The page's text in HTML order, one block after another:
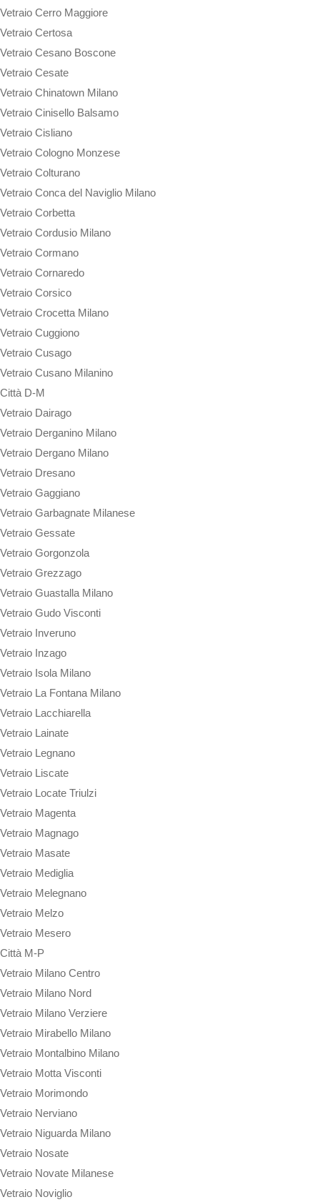
Vetraio Cerro Maggiore
Vetraio Certosa
Vetraio Cesano Boscone
Vetraio Cesate
Vetraio Chinatown Milano
Vetraio Cinisello Balsamo
Vetraio Cisliano
Vetraio Cologno Monzese
Vetraio Colturano
Vetraio Conca del Naviglio Milano
Vetraio Corbetta
Vetraio Cordusio Milano
Vetraio Cormano
Vetraio Cornaredo
Vetraio Corsico
Vetraio Crocetta Milano
Vetraio Cuggiono
Vetraio Cusago
Vetraio Cusano Milanino
Città D-M
Vetraio Dairago
Vetraio Derganino Milano
Vetraio Dergano Milano
Vetraio Dresano
Vetraio Gaggiano
Vetraio Garbagnate Milanese
Vetraio Gessate
Vetraio Gorgonzola
Vetraio Grezzago
Vetraio Guastalla Milano
Vetraio Gudo Visconti
Vetraio Inveruno
Vetraio Inzago
Vetraio Isola Milano
Vetraio La Fontana Milano
Vetraio Lacchiarella
Vetraio Lainate
Vetraio Legnano
Vetraio Liscate
Vetraio Locate Triulzi
Vetraio Magenta
Vetraio Magnago
Vetraio Masate
Vetraio Mediglia
Vetraio Melegnano
Vetraio Melzo
Vetraio Mesero
Città M-P
Vetraio Milano Centro
Vetraio Milano Nord
Vetraio Milano Verziere
Vetraio Mirabello Milano
Vetraio Montalbino Milano
Vetraio Motta Visconti
Vetraio Morimondo
Vetraio Nerviano
Vetraio Niguarda Milano
Vetraio Nosate
Vetraio Novate Milanese
Vetraio Noviglio